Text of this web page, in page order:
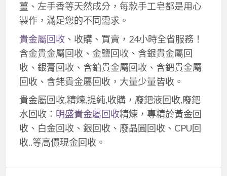
薑、左手香等天然成分，每款手工皂都是用心
製作，滿足您的不同需求。
貴金屬回收、收購、買賣，24小時全省服務！
含金貴金屬回收、金鹽回收、含銀貴金屬回
收、銀膏回收、含鉑貴金屬回收、含鈀貴金屬
回收、含銠貴金屬回收，大量少量皆收。
貴金屬回收,精煉,提純,收購，廢鈀液回收,廢鈀
水回收： 明盛貴金屬回收精煉，專精於黃金回
收、白金回收、銀回收、廢晶圓回收、CPU回
收..等高價現金回收。